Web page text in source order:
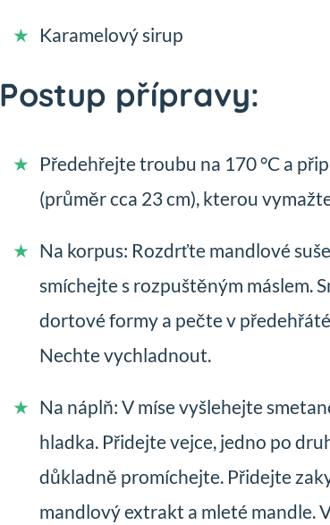
Karamelový sirup
Postup přípravy:
Předehřejte troubu na 170 °C a
(průměr cca 23 cm), kterou
Na korpus: Rozdrťte mandlové
smíchejte s rozpuštěným máslem.
dortové formy a pečte v
Nechte vychladnout.
Na náplň: V míse vyšlehejte
hladka. Přidejte vejce, jedno po
důkladně promíchejte. Přidejte
mandlový extrakt a mleté mandle.